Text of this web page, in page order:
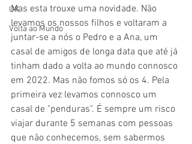
UK
Volta ao Mundo
Mas esta trouxe uma novidade. Não
levamos os nossos filhos e voltaram a
juntar-se a nós o Pedro e a Ana, um
casal de amigos de longa data que até já
tinham dado a volta ao mundo connosco
em 2022. Mas não fomos só os 4. Pela
primeira vez levamos connosco um
casal de "penduras". É sempre um risco
viajar durante 5 semanas com pessoas
que não conhecemos, sem sabermos